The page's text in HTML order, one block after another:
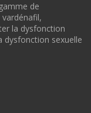
de
la dysfonction
dysfonction sexuelle